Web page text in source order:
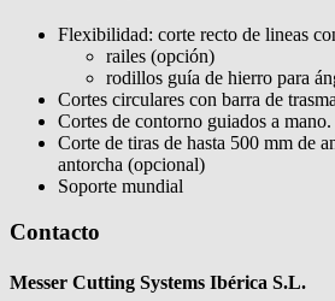
Flexibilidad: corte recto de lineas
railes (opción)
rodillos guía de hierro para
Cortes circulares con barra de
Cortes de contorno guiados a mano.
Corte de tiras de hasta 500 mm de
antorcha (opcional)
Soporte mundial
Contacto
Messer Cutting Systems Ibérica S.L.